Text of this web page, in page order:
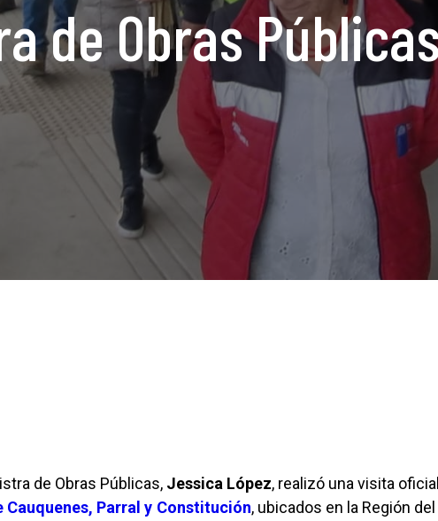
de Obras
de Obras Públicas, Jessica López, realizó una visita
Cauquenes, Parral y Constitución, ubicados en la Región